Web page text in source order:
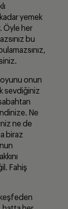
yemek
Öyle her
bu
oyunu onun
sevdiğiniz
Ne
ne de
biraz
Fahiş
keşfeden